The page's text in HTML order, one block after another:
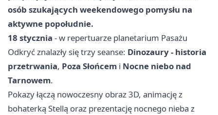
osób szukających weekendowego pomysłu na
aktywne popołudnie.
18 stycznia - w repertuarze planetarium Pasażu
Odkryć znalazły się trzy seanse: Dinozaury - historia
przetrwania, Poza Słońcem i Nocne niebo nad
Tarnowem.
Pokazy łączą nowoczesny obraz 3D, animację z
bohaterką Stellą oraz prezentację nocnego nieba z